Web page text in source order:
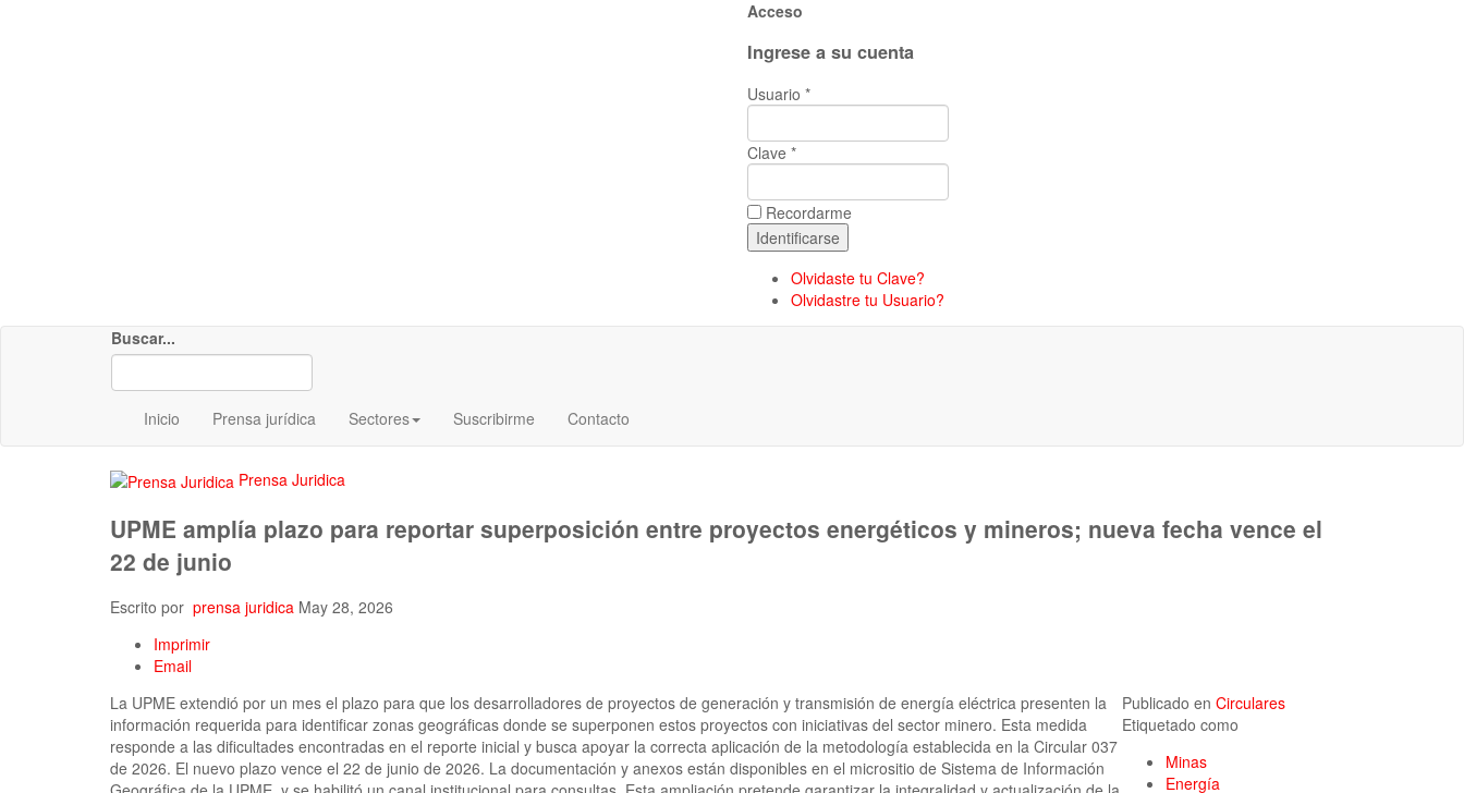
Acceso
Ingrese a su cuenta
Usuario *
Clave *
Recordarme
Olvidaste tu Clave?
Olvidastre tu Usuario?
Buscar...
Inicio Prensa jurídica Sectores Suscribirme Contacto
Prensa Juridica
UPME amplía plazo para reportar superposición entre proyectos energéticos y mineros; nueva fecha vence el
22 de junio
Escrito por prensa juridica May 28, 2026
Imprimir
Email
Publicado en Circulares
Etiquetado como
Minas
Energía
La UPME extendió por un mes el plazo para que los desarrolladores de proyectos de generación y transmisión de energía eléctrica presenten la
información requerida para identificar zonas geográficas donde se superponen estos proyectos con iniciativas del sector minero. Esta medida
responde a las dificultades encontradas en el reporte inicial y busca apoyar la correcta aplicación de la metodología establecida en la Circular 037
de 2026. El nuevo plazo vence el 22 de junio de 2026. La documentación y anexos están disponibles en el micrositio de Sistema de Información